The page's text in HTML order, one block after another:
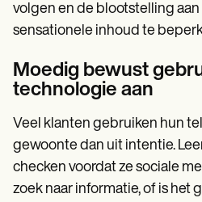
volgen en de blootstelling
sensationele inhoud te
Moedig bewust
technologie aan
Veel klanten gebruiken hun
gewoonte dan uit intentie.
checken voordat ze sociale
zoek naar informatie, of is het